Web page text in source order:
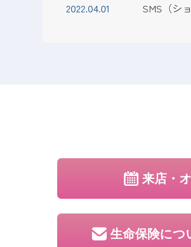
2022.04.01 SMS（シ
来店・
生命保険につ